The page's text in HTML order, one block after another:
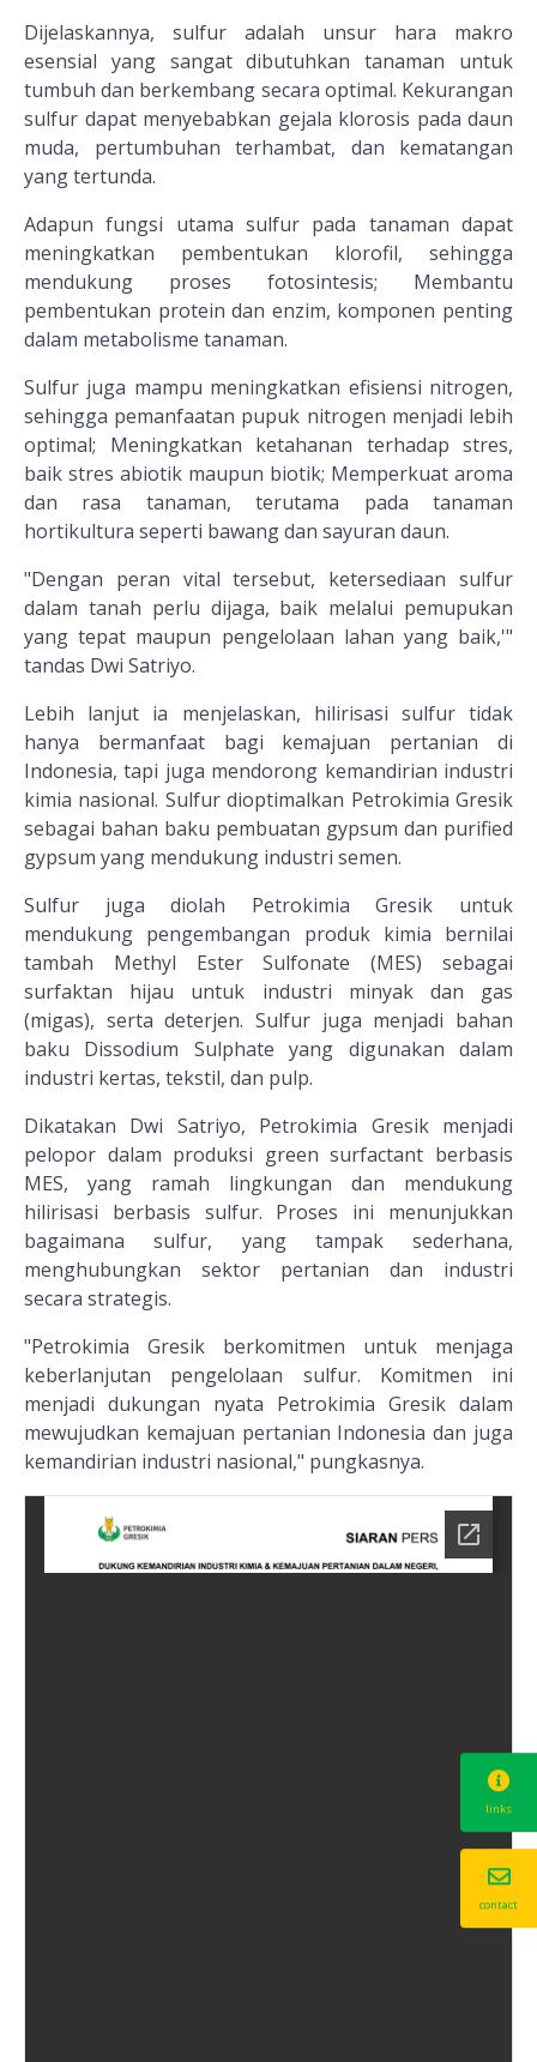
Dijelaskannya, sulfur adalah unsur hara makro
esensial yang sangat dibutuhkan tanaman untuk
tumbuh dan berkembang secara optimal. Kekurangan
sulfur dapat menyebabkan gejala klorosis pada daun
muda, pertumbuhan terhambat, dan kematangan
yang tertunda.
Adapun fungsi utama sulfur pada tanaman dapat
meningkatkan pembentukan klorofil, sehingga
mendukung proses fotosintesis; Membantu
pembentukan protein dan enzim, komponen penting
dalam metabolisme tanaman.
Sulfur juga mampu meningkatkan efisiensi nitrogen,
sehingga pemanfaatan pupuk nitrogen menjadi lebih
optimal; Meningkatkan ketahanan terhadap stres,
baik stres abiotik maupun biotik; Memperkuat aroma
dan rasa tanaman, terutama pada tanaman
hortikultura seperti bawang dan sayuran daun.
"Dengan peran vital tersebut, ketersediaan sulfur
dalam tanah perlu dijaga, baik melalui pemupukan
yang tepat maupun pengelolaan lahan yang baik,'"
tandas Dwi Satriyo.
Lebih lanjut ia menjelaskan, hilirisasi sulfur tidak
hanya bermanfaat bagi kemajuan pertanian di
Indonesia, tapi juga mendorong kemandirian industri
kimia nasional. Sulfur dioptimalkan Petrokimia Gresik
sebagai bahan baku pembuatan gypsum dan purified
gypsum yang mendukung industri semen.
Sulfur juga diolah Petrokimia Gresik untuk
mendukung pengembangan produk kimia bernilai
tambah Methyl Ester Sulfonate (MES) sebagai
surfaktan hijau untuk industri minyak dan gas
(migas), serta deterjen. Sulfur juga menjadi bahan
baku Dissodium Sulphate yang digunakan dalam
industri kertas, tekstil, dan pulp.
Dikatakan Dwi Satriyo, Petrokimia Gresik menjadi
pelopor dalam produksi green surfactant berbasis
MES, yang ramah lingkungan dan mendukung
hilirisasi berbasis sulfur. Proses ini menunjukkan
bagaimana sulfur, yang tampak sederhana,
menghubungkan sektor pertanian dan industri
secara strategis.
"Petrokimia Gresik berkomitmen untuk menjaga
keberlanjutan pengelolaan sulfur. Komitmen ini
menjadi dukungan nyata Petrokimia Gresik dalam
mewujudkan kemajuan pertanian Indonesia dan juga
kemandirian industri nasional," pungkasnya.
links
contact